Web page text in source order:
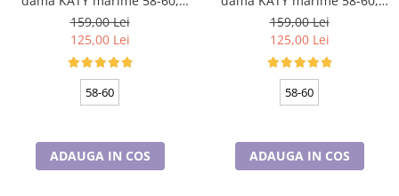
captuseala polar, culoare gri
deschis
159,00 Lei
125,00 Lei
58-60
ADAUGA IN COS
captuseala polar, culoare
bleomarin
159,00 Lei
125,00 Lei
58-60
ADAUGA IN COS